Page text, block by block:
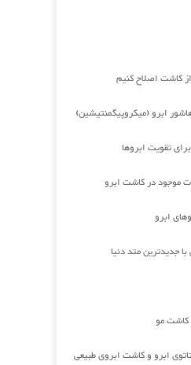
کاشت اصلاح کنیم
ابرو (میکروپیگمنتیشین)
تقویت ابروها
موجود در کاشت ابرو
ابرو
جدیدترین متد دنیا
کاشت مو
ابرو و کاشت ابروی طبیعی